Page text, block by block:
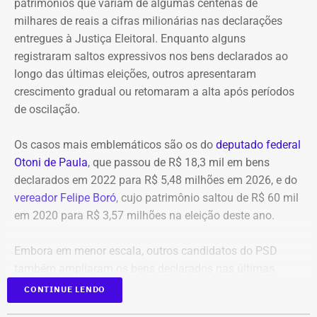
custos para o CREA-RJ, que passará a receber consultoria
direta da empresa.
Entre as áreas previstas na parceria estão pesquisa
aplicada em Inteligência Artificial e IA Generativa,
sistemas de apoio à decisão técnica, visão
computacional e processamento de dados de sensores,
Também estão previstas aplicações de Digital Twins, BIM
e ambientes virtuais em projetos, planejamento, inspeção,
operação, manutenção, treinamento e segurança, além de
tecnologias de robótica e sistemas autônomos voltadas
e geociências.
A parceria inclui ainda infraestrutura de computação de
patrimônios que variam de algumas centenas de
milhares de reais a cifras milionárias nas declarações
entregues à Justiça Eleitoral. Enquanto alguns
registraram saltos expressivos nos bens declarados ao
longo das últimas eleições, outros apresentaram
crescimento gradual ou retomaram a alta após períodos
de oscilação.
Os casos mais emblemáticos são os do deputado federal
Otoni de Paula, que passou de R$ 18,3 mil em bens
declarados em 2022 para R$ 5,48 milhões em 2026, e do
vereador Felipe Boró, cujo patrimônio saltou de R$ 60 mil
em 2020 para R$ 3,57 milhões na eleição deste ano.
Embora em menor escala, outros candidatos do PSD
eleições, como Laura Carneiro, Hugo Leal, Rafael Aloisio
Freitas, Marcio Ribeiro e Marcelo Diniz.
CONTINUE LENDO